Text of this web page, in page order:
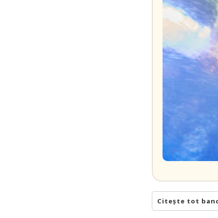
Citește tot